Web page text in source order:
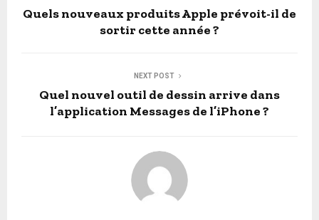
Quels nouveaux produits Apple prévoit-il de
sortir cette année ?
NEXT POST
Quel nouvel outil de dessin arrive dans
l’application Messages de l’iPhone ?